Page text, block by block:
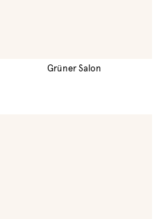
Grüner Salon